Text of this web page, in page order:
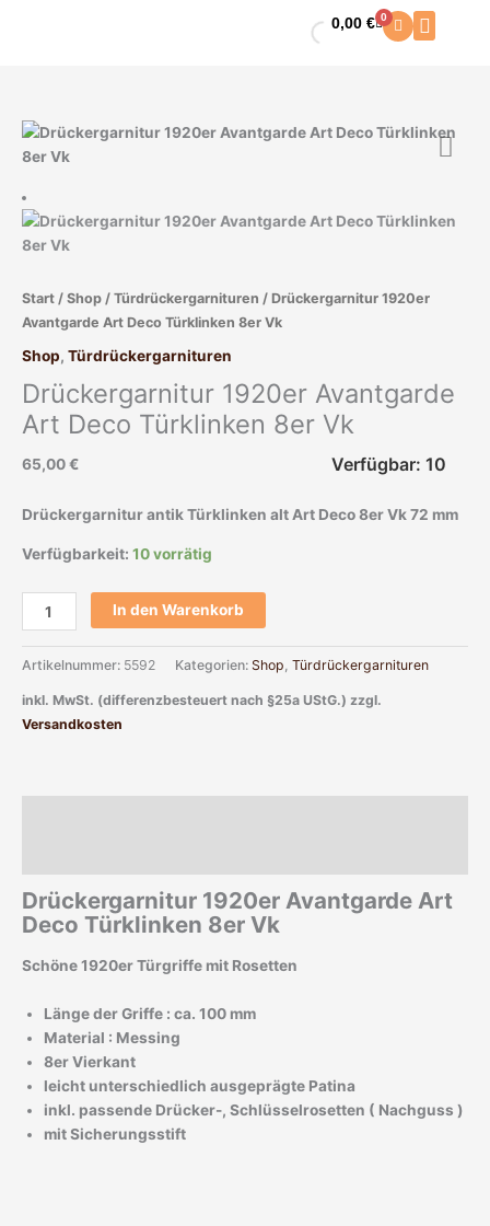
0,00€ 0
Warenkorb
Start / Shop / Türdrückergarnituren / Drückergarnitur 1920er
Avantgarde Art Deco Türklinken 8er Vk
Shop, Türdrückergarnituren
Drückergarnitur 1920er Avantgarde
Art Deco Türklinken 8er Vk
65,00€ Verfügbar: 10
Drückergarnitur antik Türklinken alt Art Deco 8er Vk 72 mm
Verfügbarkeit: 10 vorrätig
Drückergarnitur
1920er
Art
Deco
Türklinken
Vk
Menge
In den Warenkorb
Artikelnummer: 5592 Kategorien: Shop Türdrückergarnituren
inkl. MwSt. (differenzbesteuert nach §25a UStG.) zzgl.
Versandkosten
Drückergarnitur 1920er Avantgarde Art
Deco Türklinken 8er Vk
Schöne 1920er Türgriffe mit Rosetten
Länge der Griffe : ca. 100 mm
Material : Messing
8er Vierkant
leicht unterschiedlich ausgeprägte Patina
inkl. passende Drücker-, Schlüsselrosetten ( Nachguss )
mit Sicherungsstift